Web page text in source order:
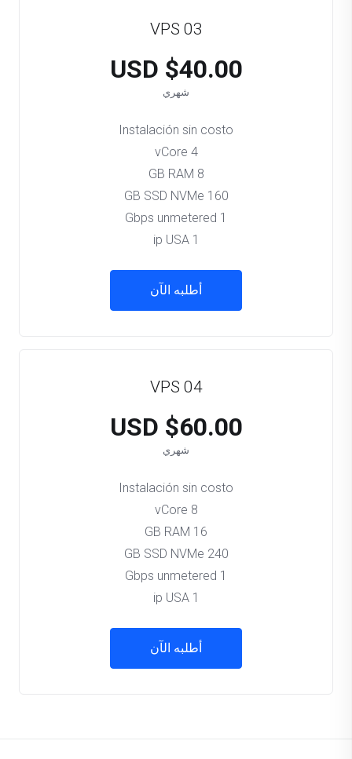
VPS 03
$40.00 USD
شهري
Instalación sin costo
4 vCore
8 GB RAM
160 GB SSD NVMe
1 Gbps unmetered
1 ip USA
أطلبه الآن
VPS 04
$60.00 USD
شهري
Instalación sin costo
8 vCore
16 GB RAM
240 GB SSD NVMe
1 Gbps unmetered
1 ip USA
أطلبه الآن